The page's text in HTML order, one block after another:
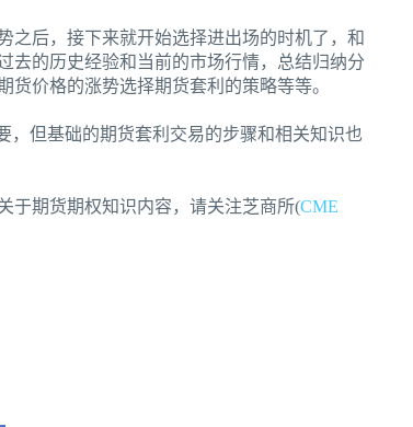
之后，接下来就开始选择进出场的时机了，和
去的历史经验和当前的市场行情，总结归纳分
价格的涨势选择期货套利的策略等等。
，但基础的期货套利交易的步骤和相关知识也
于期货期权知识内容，请关注芝商所(CME